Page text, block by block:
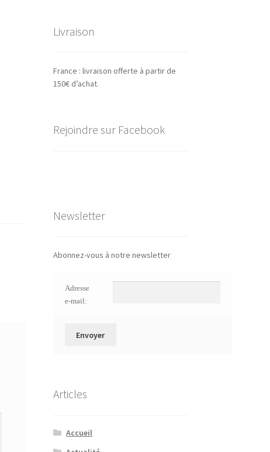
Livraison
France : livraison offerte à partir de
150€ d’achat.
Rejoindre sur Facebook
Newsletter
Abonnez-vous à notre newsletter
Adresse
e-mail:
Articles
Accueil